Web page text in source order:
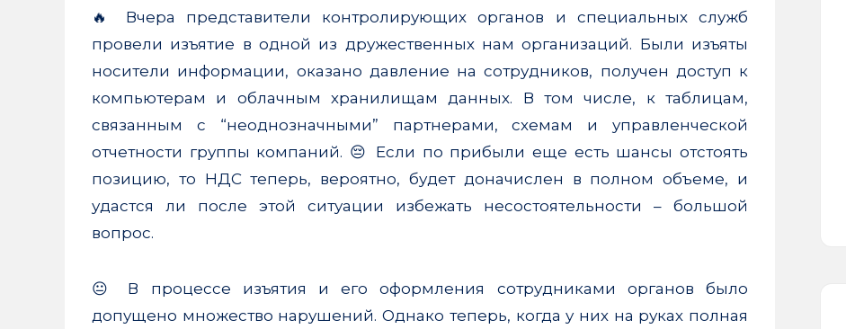
🔥 Вчера представители контролирующих органов и специальных служб
провели изъятие в одной из дружественных нам организаций. Были изъяты
носители информации, оказано давление на сотрудников, получен доступ к
компьютерам и облачным хранилищам данных. В том числе, к таблицам,
связанным с “неоднозначными” партнерами, схемам и управленческой
отчетности группы компаний. 😔 Если по прибыли еще есть шансы отстоять
позицию, то НДС теперь, вероятно, будет доначислен в полном объеме, и
удастся ли после этой ситуации избежать несостоятельности – большой
вопрос.
😐 В процессе изъятия и его оформления сотрудниками органов было
допущено множество нарушений. Однако теперь, когда у них на руках полная